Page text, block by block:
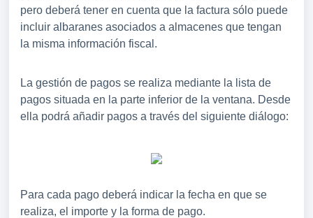
pero deberá tener en cuenta que la factura sólo puede
incluir albaranes asociados a almacenes que tengan
la misma información fiscal.
La gestión de pagos se realiza mediante la lista de
pagos situada en la parte inferior de la ventana. Desde
ella podrá añadir pagos a través del siguiente diálogo:
Para cada pago deberá indicar la fecha en que se
realiza, el importe y la forma de pago.